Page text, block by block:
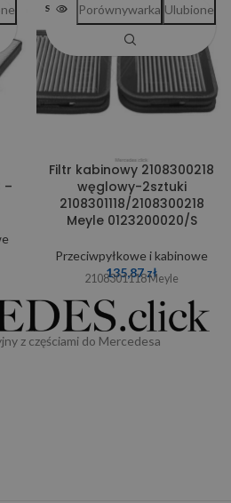
–
SOLD OUT
Filtr kabinowy 2108300218
węglowy-2sztuki
2108301118/2108300218
Meyle 0123200020/S
Przeciwpyłkowe i kabinowe
135,87zł
2108301118 Meyle
Porównywarka Ulubione
z częściami do Mercedesa